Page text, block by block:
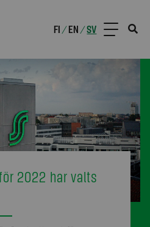
FI /EN /SV
2022 har valts